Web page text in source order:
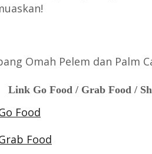
Omah Pelem dan Palm
Link Go Food / Grab Food /
Food
Food